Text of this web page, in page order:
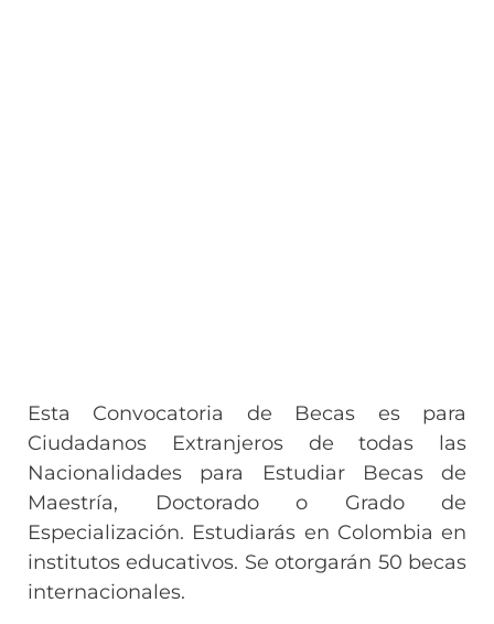
Esta Convocatoria de Becas es para
Ciudadanos Extranjeros de todas las
Nacionalidades para Estudiar Becas de
Maestría, Doctorado o Grado de
Especialización. Estudiarás en Colombia en
institutos educativos. Se otorgarán 50 becas
internacionales.